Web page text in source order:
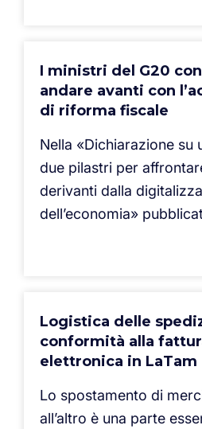
I ministri del G20
andare avanti con
di riforma fiscale
Nella «Dichiarazione su
due pilastri per
derivanti dalla
dell’economia»
Logistica delle
conformità alla
elettronica in LaTam
Lo spostamento di
all’altro è una parte